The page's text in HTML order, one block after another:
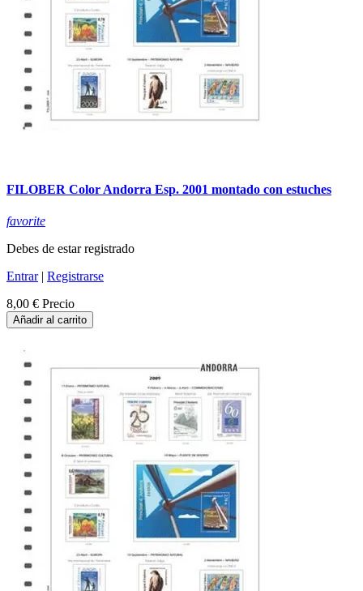
FILOBER Color Andorra Esp. 2001 montado con estuches
favorite
Debes de estar registrado
Entrar| Registrarse
8,00 € Precio
Añadir al carrito